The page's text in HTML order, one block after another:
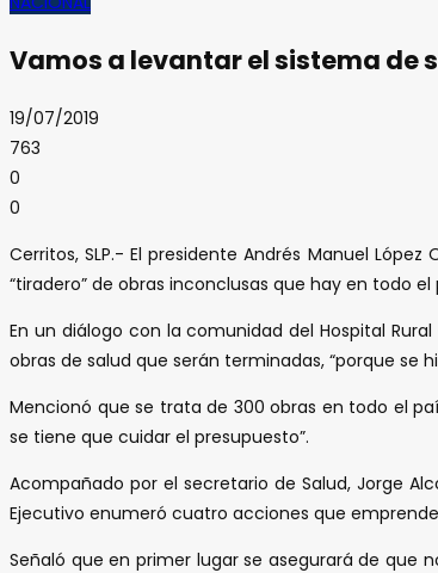
Vamos a levantar el sistema de
19/07/2019
763
0
0
Cerritos, SLP.- El presidente Andrés Manuel
“tiradero” de obras inconclusas que hay en todo
En un diálogo con la comunidad del Hospital
obras de salud que serán terminadas, “porque
Mencionó que se trata de 300 obras en todo el
se tiene que cuidar el presupuesto”.
Acompañado por el secretario de Salud, Jorge
Ejecutivo enumeró cuatro acciones que
Señaló que en primer lugar se asegurará de que